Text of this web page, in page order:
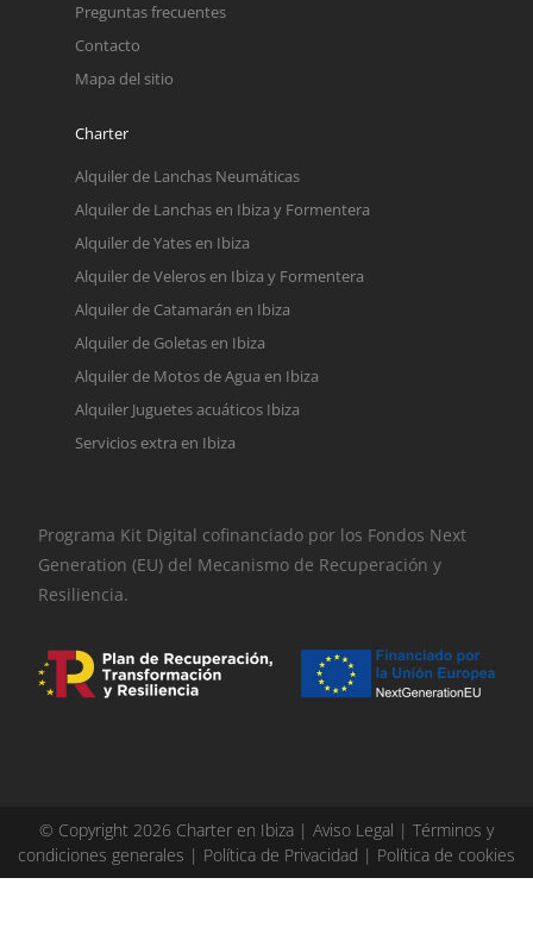
Preguntas frecuentes
Contacto
Mapa del sitio
Charter
Alquiler de Lanchas Neumáticas
Alquiler de Lanchas en Ibiza y Formentera
Alquiler de Yates en Ibiza
Alquiler de Veleros en Ibiza y Formentera
Alquiler de Catamarán en Ibiza
Alquiler de Goletas en Ibiza
Alquiler de Motos de Agua en Ibiza
Alquiler Juguetes acuáticos Ibiza
Servicios extra en Ibiza
Programa Kit Digital cofinanciado por los Fondos Next
Generation (EU) del Mecanismo de Recuperación y
Resiliencia.
© Copyright 2026 Charter en Ibiza | Aviso Legal | Términos y
condiciones generales | Política de Privacidad | Política de cookies